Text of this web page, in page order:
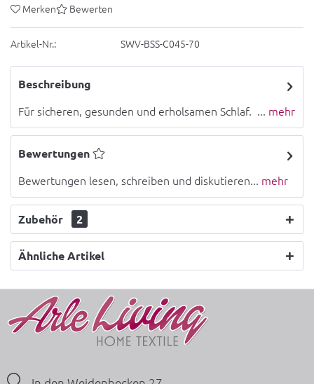
Merken Bewerten
Artikel-Nr.: SWV-BSS-C045-70
Beschreibung
Für sicheren, gesunden und erholsamen Schlaf. ... mehr
Bewertungen
Bewertungen lesen, schreiben und diskutieren... mehr
Zubehör 2
Ähnliche Artikel